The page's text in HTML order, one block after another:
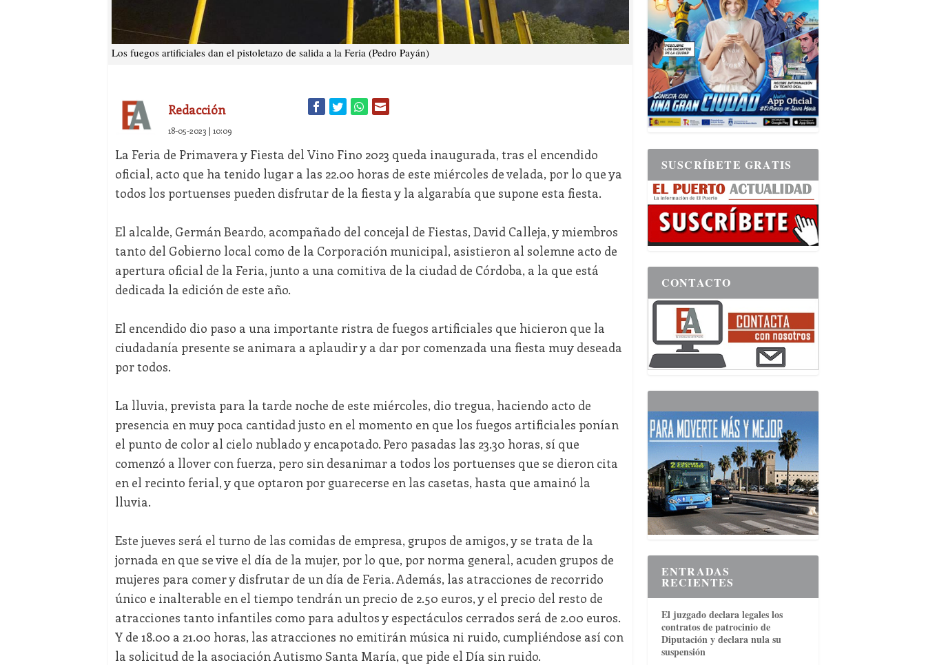
Los fuegos artificiales dan el pistoletazo de salida a la Feria (Pedro Payán)
Redacción
18-05-2023 | 10:09
La Feria de Primavera y Fiesta del Vino Fino 2023 queda inaugurada, tras el encendido
oficial, acto que ha tenido lugar a las 22.00 horas de este miércoles de velada, por lo que ya
todos los portuenses pueden disfrutar de la fiesta y la algarabía que supone esta fiesta.
El alcalde, Germán Beardo, acompañado del concejal de Fiestas, David Calleja, y miembros
tanto del Gobierno local como de la Corporación municipal, asistieron al solemne acto de
apertura oficial de la Feria, junto a una comitiva de la ciudad de Córdoba, a la que está
dedicada la edición de este año.
El encendido dio paso a una importante ristra de fuegos artificiales que hicieron que la
ciudadanía presente se animara a aplaudir y a dar por comenzada una fiesta muy deseada
por todos.
La lluvia, prevista para la tarde noche de este miércoles, dio tregua, haciendo acto de
presencia en muy poca cantidad justo en el momento en que los fuegos artificiales ponían
el punto de color al cielo nublado y encapotado. Pero pasadas las 23.30 horas, sí que
comenzó a llover con fuerza, pero sin desanimar a todos los portuenses que se dieron cita
en el recinto ferial, y que optaron por guarecerse en las casetas, hasta que amainó la
lluvia.
Este jueves será el turno de las comidas de empresa, grupos de amigos, y se trata de la
jornada en que se vive el día de la mujer, por lo que, por norma general, acuden grupos de
mujeres para comer y disfrutar de un día de Feria. Además, las atracciones de recorrido
único e inalterable en el tiempo tendrán un precio de 2.50 euros, y el precio del resto de
atracciones tanto infantiles como para adultos y espectáculos cerrados será de 2.00 euros.
Y de 18.00 a 21.00 horas, las atracciones no emitirán música ni ruido, cumpliéndose así con
la solicitud de la asociación Autismo Santa María, que pide el Día sin ruido.
SUSCRÍBETE GRATIS
CONTACTO
ENTRADAS
RECIENTES
El juzgado declara legales los
contratos de patrocinio de
Diputación y declara nula su
suspensión